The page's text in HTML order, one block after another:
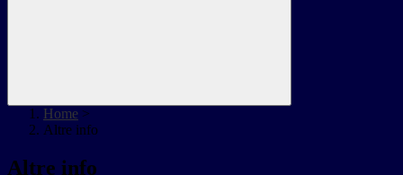
Home >
Altre info
Altre info